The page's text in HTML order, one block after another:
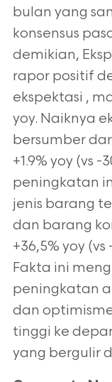
bulan yang
konsensus
demikian,
rapor positif
ekspektasi ,
yoy. Naiknya
bersumber
+1.9% yoy (vs
peningkatan
jenis barang
dan barang
+36,5% yoy (vs
Fakta ini
peningkatan
dan
tinggi ke
yang bergulir